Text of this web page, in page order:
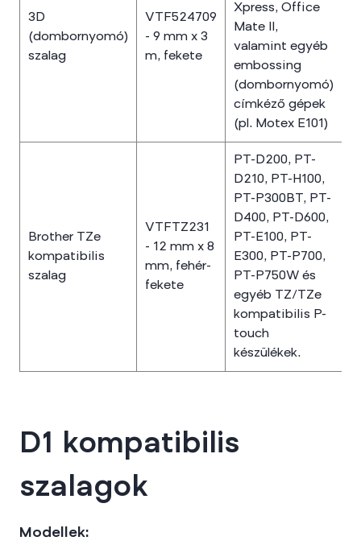
3D
(dombornyomó)
szalag
VTF524709
- 9 mm x 3
m, fekete
Xpress, Office
Mate II,
valamint egyéb
embossing
(dombornyomó)
címkéző gépek
(pl. Motex E101)
Brother TZe
kompatibilis
szalag
VTFTZ231
- 12 mm x 8
mm, fehér-
fekete
PT-D200, PT-
D210, PT-H100,
PT-P300BT, PT-
D400, PT-D600,
PT-E100, PT-
E300, PT-P700,
PT-P750W és
egyéb TZ/TZe
kompatibilis P-
touch
készülékek.
D1 kompatibilis
szalagok
Modellek: